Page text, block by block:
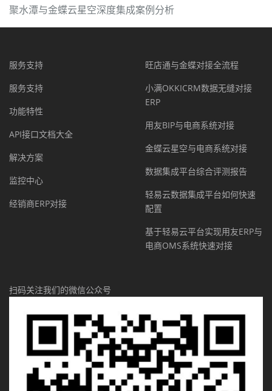
聚水潭与金蝶云星空深度集成案例分析
服务支持
服务支持
功能特性
API接口文档大全
解决方案
监控中心
经销商ERP对接
旺店通与金蝶对接全流程
小满OKKICRM数据无缝对接
ERP
用友BIP与电商系统对接
金蝶云星空与电商系统对接
数据集成平台综合评测报告
轻易云数据集成平台如何快速
配置
基于轻易云平台实现用友ERP与
电商OMS系统快速对接
扫码关注我们的微信公众号